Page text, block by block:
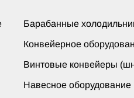
Барабанные
Конвейерное
Винтовые конвейеры
Навесное оборудование